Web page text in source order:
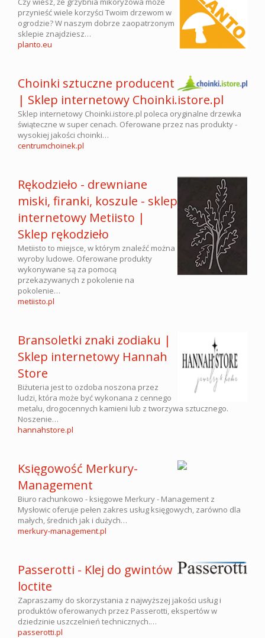
przynieść wiele korzyści Twoim drzewom w
ogrodzie? W naszym dobrze zaopatrzonym
sklepie znajdziesz…
planto.eu
Choinki sztuczne producent
| Sklep internetowy Choinki.istore.pl
Sklep internetowy Choinki.istore.pl poleca oryginalne drzewka
świąteczne w super cenach. Oferowane przez nas produkty -
wysokiej jakości choinki…
centrumchoinek.pl
Rękodzieło - drewniane
miski, firanki, koszule - sklep
internetowy Metiisto |
Sklep rękodzieło
Metiisto to miejsce, w którym znaleźć można
wyroby ludowe. Oferowane produkty
wykonywane są za pomocą
przekazywanych z pokolenie na
pokolenie…
metiisto.pl
Bransoletki znaki zodiaku |
Sklep internetowy Hannah
Store
Biżuteria jest to ozdoba noszona przez
ludzi, która może być wykonana z cennego
metalu, drogocennych kamieni lub z tworzywa sztucznego.
Noszenie…
hannahstore.pl
Księgowość Merkury-
Management
Biuro rachunkowo - księgowe Merkury - Management z
Mysłowic oferuje pełen zakres usług księgowych, zarówno dla
małych, średnich jak i dużych…
merkury-management.pl
Passerotti - Klej do gwintów
loctite
Zapraszamy do skorzystania z najwyższej jakości usług i
produktów oferowanych przez Passerotti, ekspertów w
dziedzinie uszczelnień technicznych.…
passerotti.pl